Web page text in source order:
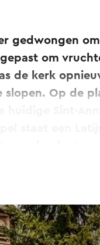
gedwongen
om
de kerk
Op de
op de plaats
In het
aangelegd